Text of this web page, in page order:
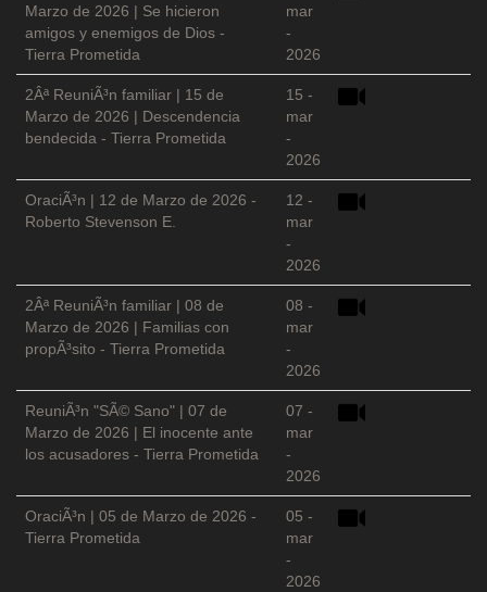
Marzo de 2026 | Se hicieron
amigos y enemigos de Dios -
Tierra Prometida
mar
-
2026
2Âª ReuniÃ³n familiar | 15 de
Marzo de 2026 | Descendencia
bendecida - Tierra Prometida
15 -
mar
-
2026
OraciÃ³n | 12 de Marzo de 2026 -
Roberto Stevenson E.
12 -
mar
-
2026
2Âª ReuniÃ³n familiar | 08 de
Marzo de 2026 | Familias con
propÃ³sito - Tierra Prometida
08 -
mar
-
2026
ReuniÃ³n "SÃ© Sano" | 07 de
Marzo de 2026 | El inocente ante
los acusadores - Tierra Prometida
07 -
mar
-
2026
OraciÃ³n | 05 de Marzo de 2026 -
Tierra Prometida
05 -
mar
-
2026